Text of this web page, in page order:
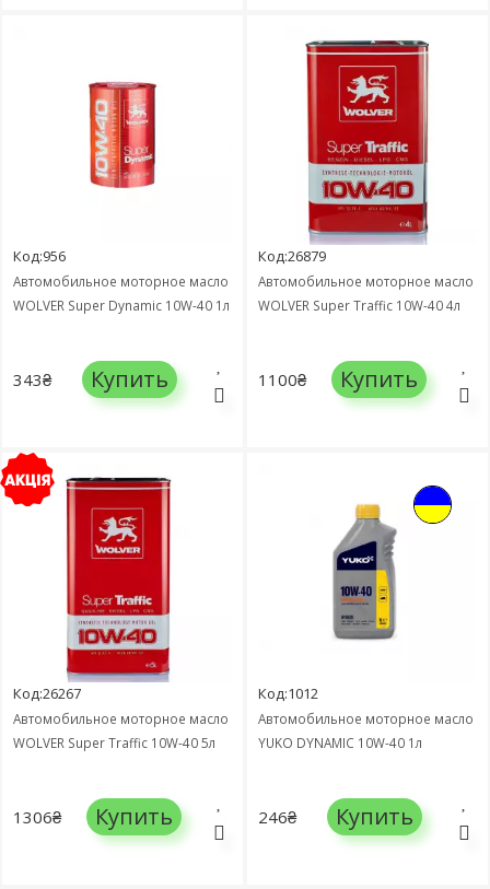
Код:956
Автомобильное моторное масло
WOLVER Super Dynamic 10W-40 1л
343₴ Купить
Код:26879
Автомобильное моторное масло
WOLVER Super Traffic 10W-40 4л
1100₴ Купить
Код:26267
Автомобильное моторное масло
WOLVER Super Traffic 10W-40 5л
1306₴ Купить
Код:1012
Автомобильное моторное масло
YUKO DYNAMIC 10W-40 1л
246₴ Купить